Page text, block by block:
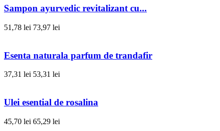
Sampon ayurvedic revitalizant cu...
51,78 lei 73,97 lei
Esenta naturala parfum de trandafir
37,31 lei 53,31 lei
Ulei esential de rosalina
45,70 lei 65,29 lei